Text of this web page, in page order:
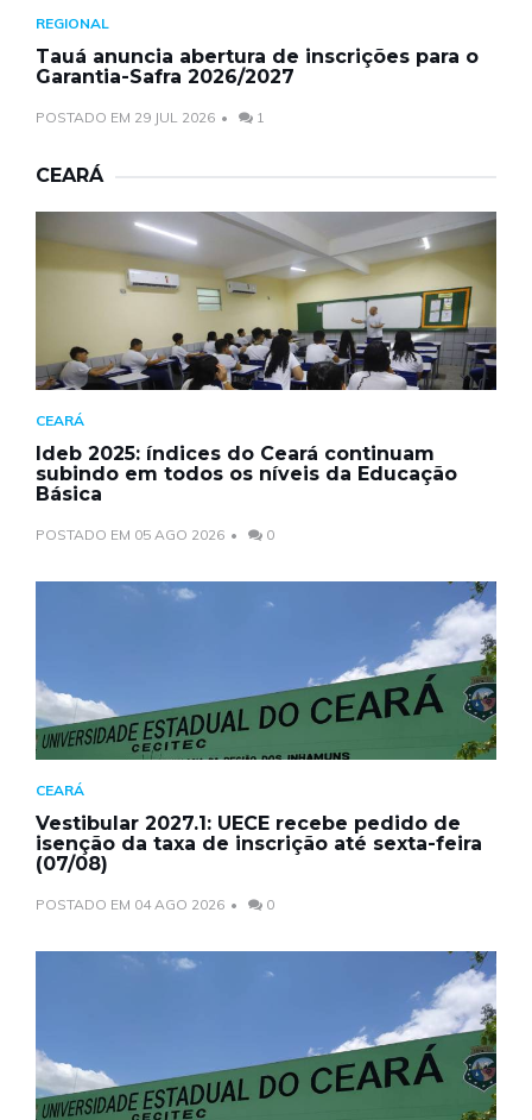
REGIONAL
Tauá anuncia abertura de inscrições para o
Garantia-Safra 2026/2027
POSTADO EM 29 JUL 2026 1
CEARÁ
CEARÁ
Ideb 2025: índices do Ceará continuam
subindo em todos os níveis da Educação
Básica
POSTADO EM 05 AGO 2026 0
CEARÁ
Vestibular 2027.1: UECE recebe pedido de
isenção da taxa de inscrição até sexta-feira
(07/08)
POSTADO EM 04 AGO 2026 0